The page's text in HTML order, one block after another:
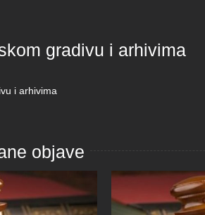
gradivu i arhivima
i arhivima
objave